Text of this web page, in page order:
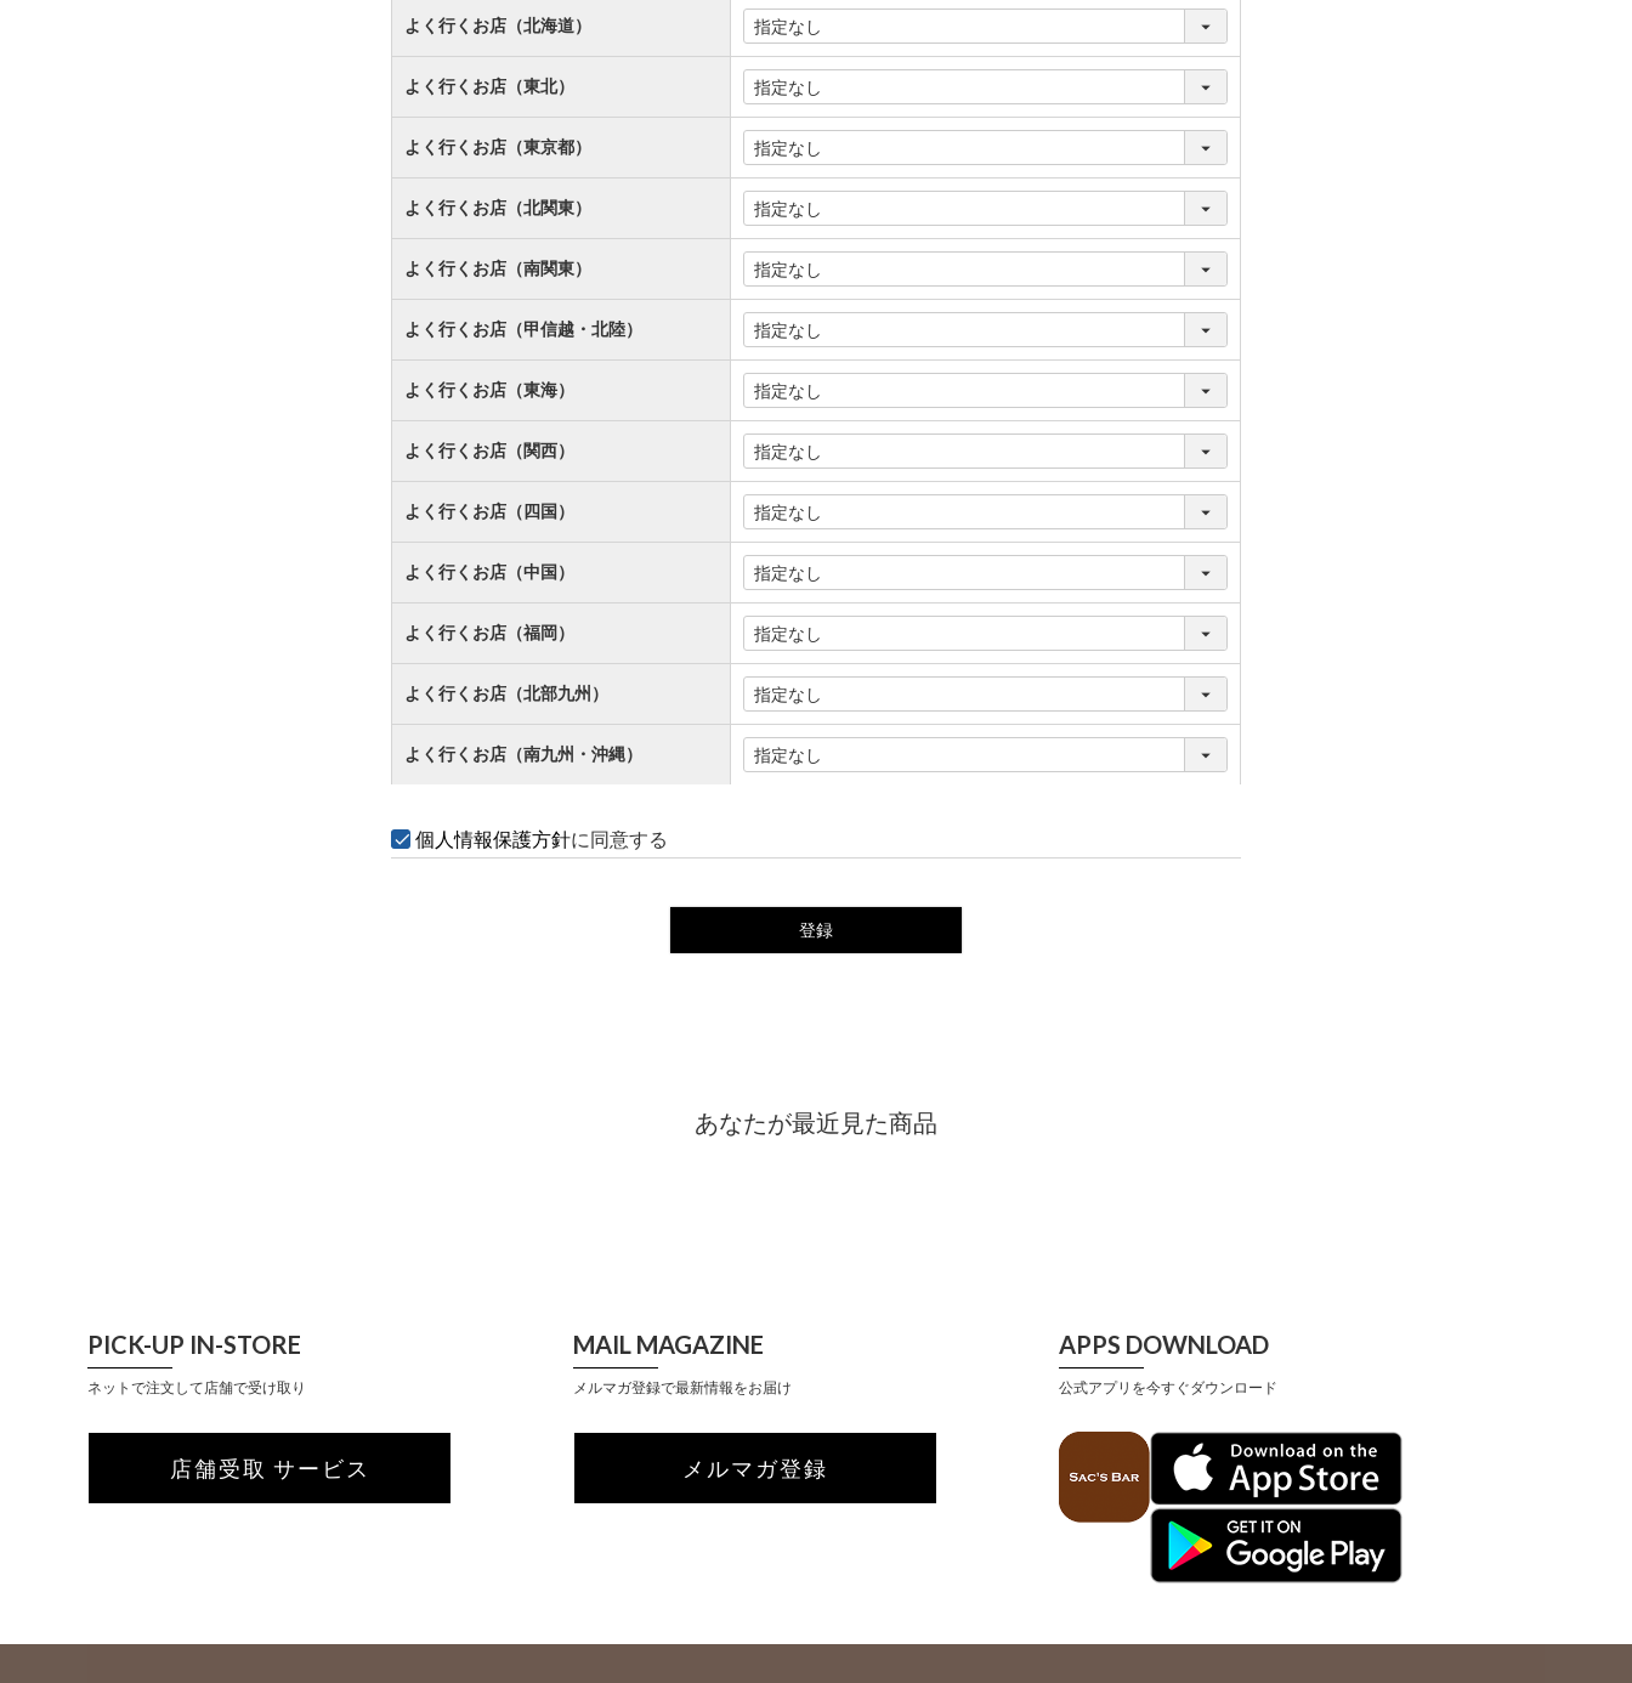
よく行くお店（北海道）
よく行くお店（東北）
よく行くお店（東京都）
よく行くお店（北関東）
よく行くお店（南関東）
よく行くお店（甲信越・北陸）
よく行くお店（東海）
よく行くお店（関西）
よく行くお店（四国）
よく行くお店（中国）
よく行くお店（福岡）
よく行くお店（北部九州）
よく行くお店（南九州・沖縄）
個人情報保護方針に同意する
登録
あなたが最近見た商品
PICK-UP IN-STORE
ネットで注文して店舗で受け取り
店舗受取 サービス
MAIL MAGAZINE
メルマガ登録で最新情報をお届け
メルマガ登録
APPS DOWNLOAD
公式アプリを今すぐダウンロード